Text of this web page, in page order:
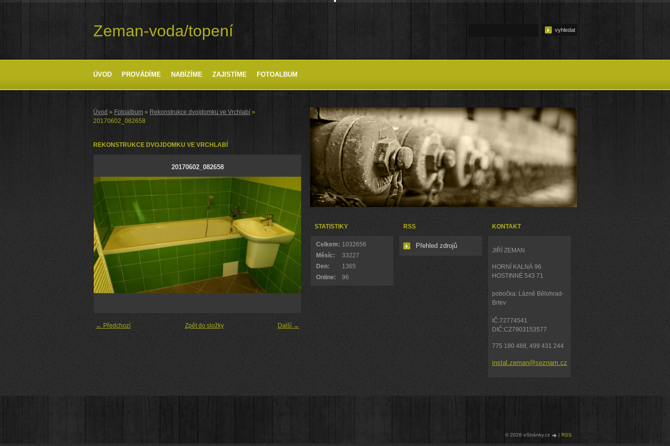
Zeman-voda/topení
ÚVOD PROVÁDÍME NABÍZÍME ZAJISTÍME FOTOALBUM
Úvod » Fotoalbum » Rekonstrukce dvojdomku ve Vrchlabí »
20170602_082658
REKONSTRUKCE DVOJDOMKU VE VRCHLABÍ
20170602_082658
← Předchozí Další →
Zpět do složky
STATISTIKY
Online: 96
Celkem: 1032656
Měsíc:
33227
Den:
1365
RSS
Přehled zdrojů
KONTAKT
JIŘÍ ZEMAN
HORNÍ KALNÁ 96
HOSTINNÉ 543 71
pobočka: Lázně Bělohrad-
Brtev
IČ:72774541
DIČ:CZ7903153577
775 180 488, 499 431 244
instal.zeman@seznam.cz
© 2026 eStránky.cz | RSS